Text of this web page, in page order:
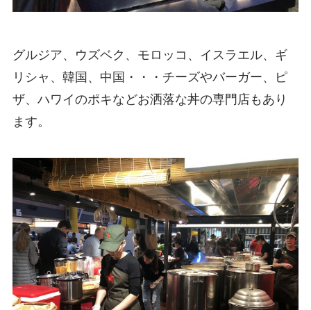
グルジア、ウズベク、モロッコ、イスラエル、ギ
リシャ、韓国、中国・・・チーズやバーガー、ピ
ザ、ハワイのポキなどお洒落な丼の専門店もあり
ます。